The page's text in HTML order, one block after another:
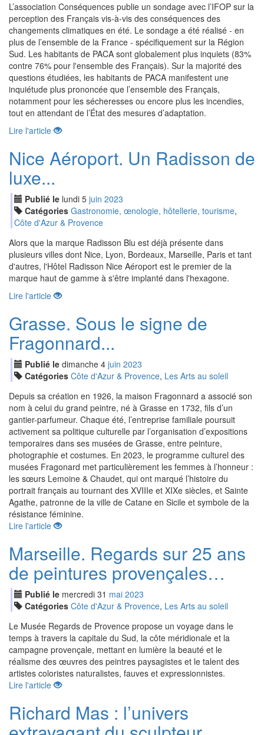
L’association Conséquences publie un sondage avec l’IFOP sur la
perception des Français vis-à-vis des conséquences des
changements climatiques en été. Le sondage a été réalisé - en
plus de l’ensemble de la France - spécifiquement sur la Région
Sud. Les habitants de PACA sont globalement plus inquiets (83%
contre 76% pour l'ensemble des Français). Sur la majorité des
questions étudiées, les habitants de PACA manifestent une
inquiétude plus prononcée que l’ensemble des Français,
notamment pour les sécheresses ou encore plus les incendies,
tout en attendant de l’État des mesures d’adaptation.
Lire l'article
Nice Aéroport. Un Radisson de
luxe...
Publié le lundi 5 juin 2023
Catégories Gastronomie, œnologie, hôtellerie, tourisme,
Côte d'Azur & Provence
Alors que la marque Radisson Blu est déjà présente dans
plusieurs villes dont Nice, Lyon, Bordeaux, Marseille, Paris et tant
d'autres, l'Hôtel Radisson Nice Aéroport est le premier de la
marque haut de gamme à s'être implanté dans l'hexagone.
Lire l'article
Grasse. Sous le signe de
Fragonnard...
Publié le dimanche 4 juin 2023
Catégories Côte d'Azur & Provence, Les Arts au soleil
Depuis sa création en 1926, la maison Fragonnard a associé son
nom à celui du grand peintre, né à Grasse en 1732, fils d’un
gantier-parfumeur. Chaque été, l’entreprise familiale poursuit
activement sa politique culturelle par l’organisation d’expositions
temporaires dans ses musées de Grasse, entre peinture,
photographie et costumes. En 2023, le programme culturel des
musées Fragonard met particulièrement les femmes à l’honneur :
les sœurs Lemoine & Chaudet, qui ont marqué l’histoire du
portrait français au tournant des XVIIIe et XIXe siècles, et Sainte
Agathe, patronne de la ville de Catane en Sicile et symbole de la
résistance féminine.
Lire l'article
Marseille. Regards sur 25 ans
de peintures provençales…
Publié le mercredi 31 mai 2023
Catégories Côte d'Azur & Provence, Les Arts au soleil
Le Musée Regards de Provence propose un voyage dans le
temps à travers la capitale du Sud, la côte méridionale et la
campagne provençale, mettant en lumière la beauté et le
réalisme des œuvres des peintres paysagistes et le talent des
artistes coloristes naturalistes, fauves et expressionnistes.
Lire l'article
Richard Mas : l’univers